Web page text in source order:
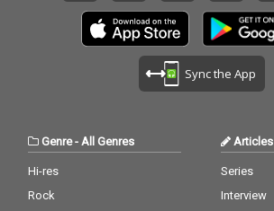
Sync the App
Genre- All Genres
Hi-res
Rock
Articles
Series
Interview